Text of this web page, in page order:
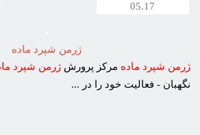
05.17
ژرمن شپرد ماده
ژرمن شپرد ماده مرکز پرورشژرمن شپرد
نگهبان - فعاليت خود را در ...